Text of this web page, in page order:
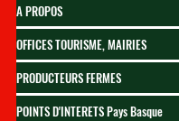
A PROPOS
OFFICES TOURISME, MAIRIES
PRODUCTEURS FERMES
POINTS D'INTERETS Pays Basque